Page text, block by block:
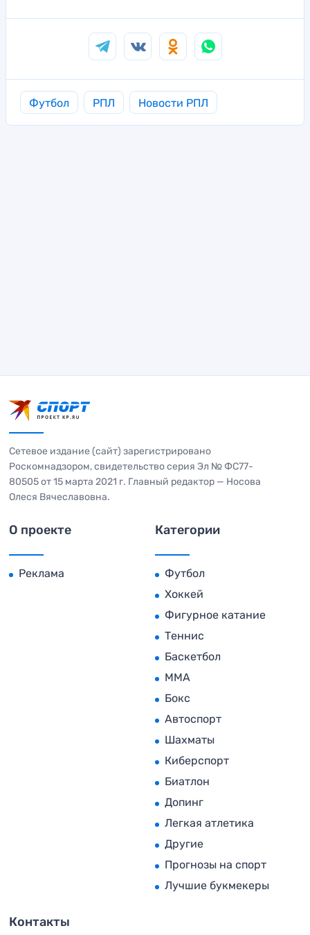
Футбол РПЛ Новости РПЛ
Сетевое издание (сайт) зарегистрировано
Роскомнадзором, свидетельство серия Эл № ФС77-
80505 от 15 марта 2021 г. Главный редактор — Носова
Олеся Вячеславовна.
О проекте
Реклама
Категории
Футбол
Хоккей
Фигурное катание
Теннис
Баскетбол
MMA
Бокс
Автоспорт
Шахматы
Киберспорт
Биатлон
Допинг
Легкая атлетика
Другие
Прогнозы на спорт
Лучшие букмекеры
Контакты